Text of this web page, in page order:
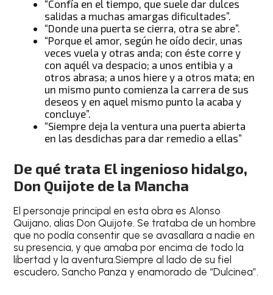
“Confía en el tiempo, que suele dar dulces
salidas a muchas amargas dificultades”.
“Donde una puerta se cierra, otra se abre”.
“Porque el amor, según he oído decir, unas
veces vuela y otras anda; con éste corre y
con aquél va despacio; a unos entibia y a
otros abrasa; a unos hiere y a otros mata; en
un mismo punto comienza la carrera de sus
deseos y en aquel mismo punto la acaba y
concluye”.
“Siempre deja la ventura una puerta abierta
en las desdichas para dar remedio a ellas”
De qué trata El ingenioso hidalgo,
Don Quijote de la Mancha
El personaje principal en esta obra es Alonso
Quijano, alias Don Quijote. Se trataba de un hombre
que no podía consentir que se avasallara a nadie en
su presencia, y que amaba por encima de todo la
libertad y la aventura.Siempre al lado de su fiel
escudero, Sancho Panza y enamorado de “Dulcinea”.